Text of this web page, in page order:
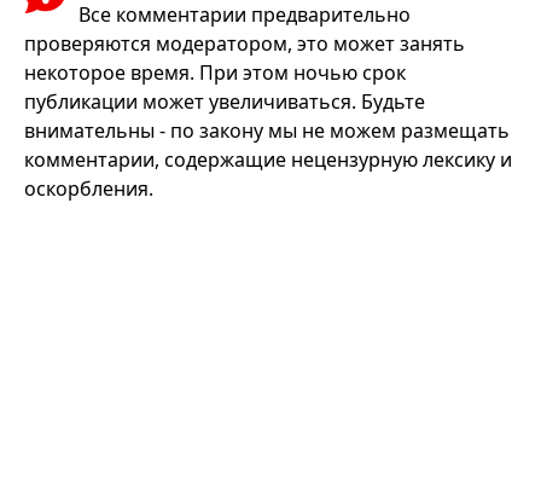
Все комментарии предварительно
проверяются модератором, это может занять
некоторое время. При этом ночью срок
публикации может увеличиваться. Будьте
внимательны - по закону мы не можем размещать
комментарии, содержащие нецензурную лексику и
оскорбления.